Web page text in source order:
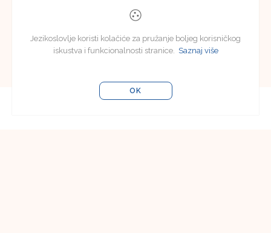
Jezikoslovlje koristi kolačiće za pružanje boljeg korisničkog
iskustva i funkcionalnosti stranice. Saznaj više
OK